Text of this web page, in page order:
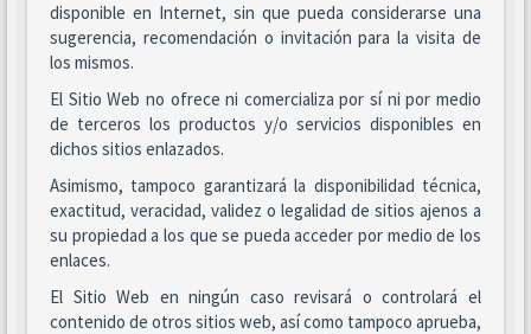
disponible en Internet, sin que pueda considerarse una
sugerencia, recomendación o invitación para la visita de
los mismos.
El Sitio Web no ofrece ni comercializa por sí ni por medio
de terceros los productos y/o servicios disponibles en
dichos sitios enlazados.
Asimismo, tampoco garantizará la disponibilidad técnica,
exactitud, veracidad, validez o legalidad de sitios ajenos a
su propiedad a los que se pueda acceder por medio de los
enlaces.
El Sitio Web en ningún caso revisará o controlará el
contenido de otros sitios web, así como tampoco aprueba,